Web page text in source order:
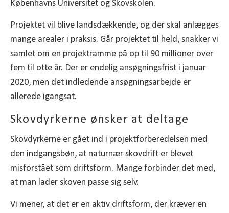
Københavns Universitet og Skovskolen.
Projektet vil blive landsdækkende, og der skal anlægges
mange arealer i praksis. Går projektet til held, snakker vi
samlet om en projektramme på op til 90 millioner over
fem til otte år. Der er endelig ansøgningsfrist i januar
2020, men det indledende ansøgningsarbejde er
allerede igangsat.
Skovdyrkerne ønsker at deltage
Skovdyrkerne er gået ind i projektforberedelsen med
den indgangsbøn, at naturnær skovdrift er blevet
misforstået som driftsform. Mange forbinder det med,
at man lader skoven passe sig selv.
Vi mener, at det er en aktiv driftsform, der kræver en